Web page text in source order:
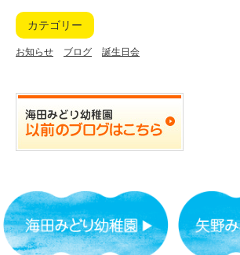
カテゴリー
お知らせ ブログ 誕生日会